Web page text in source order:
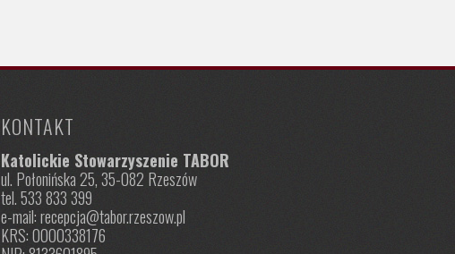
KONTAKT
Katolickie Stowarzyszenie TABOR
ul. Połonińska 25, 35-082 Rzeszów
tel. 533 833 399
e-mail: recepcja@tabor.rzeszow.pl
KRS: 0000338176